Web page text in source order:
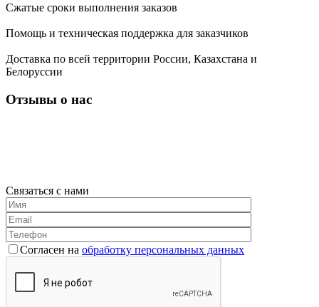
Сжатые сроки выполнения заказов
Помощь и техническая поддержка для заказчиков
Доставка по всей территории России, Казахстана и
Белоруссии
Отзывы о нас
Связаться с нами
Согласен на обработку персональных данных